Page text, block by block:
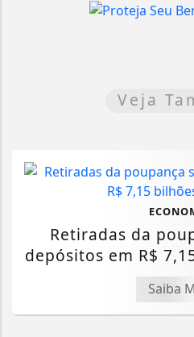
Veja
Retiradas da
depósitos em R$
Saiba